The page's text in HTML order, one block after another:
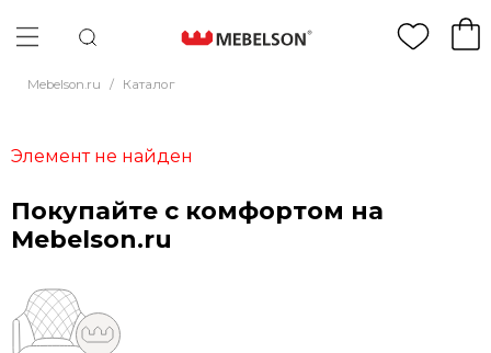
Mebelson.ru / Каталог
Элемент не найден
Покупайте с комфортом на
Mebelson.ru